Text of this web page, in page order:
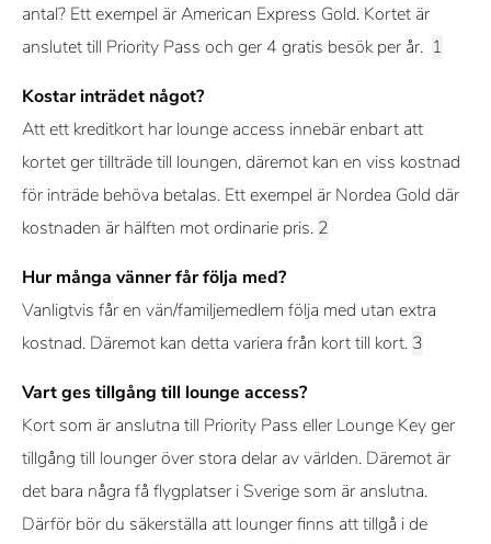
antal? Ett exempel är American Express Gold. Kortet är
anslutet till Priority Pass och ger 4 gratis besök per år.
Kostar inträdet något?
Att ett kreditkort har lounge access innebär enbart att
kortet ger tillträde till loungen, däremot kan en viss kostnad
för inträde behöva betalas. Ett exempel är Nordea Gold där
kostnaden är hälften mot ordinarie pris.
Hur många vänner får följa med?
Vanligtvis får en vän/familjemedlem följa med utan extra
kostnad. Däremot kan detta variera från kort till kort.
Vart ges tillgång till lounge access?
Kort som är anslutna till Priority Pass eller Lounge Key ger
tillgång till lounger över stora delar av världen. Däremot är
det bara några få flygplatser i Sverige som är anslutna.
Därför bör du säkerställa att lounger finns att tillgå i de